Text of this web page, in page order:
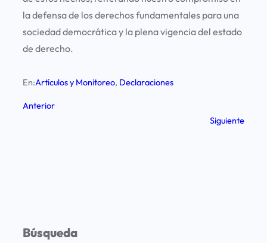
la defensa de los derechos fundamentales para una
sociedad democrática y la plena vigencia del estado
de derecho.
En:Artículos y Monitoreo, Declaraciones
Anterior
Siguiente
Búsqueda